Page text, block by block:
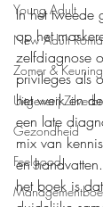
Young Adult
New Adult
Zomer & Keuning
Uitgeverij
Gezondheid
Feelgood
In het tweede
op het
zelfdiagnose
privileges als
het werk en
een late
mix van
en
het boek is